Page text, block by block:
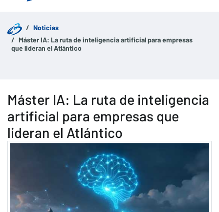
Noticias
Máster IA: La ruta de inteligencia artificial para empresas
que lideran el Atlántico
Máster IA: La ruta de inteligencia
artificial para empresas que
lideran el Atlántico